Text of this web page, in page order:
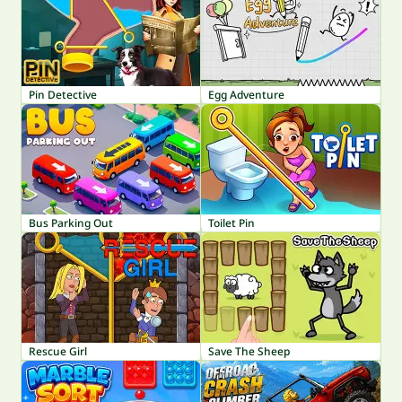
Pin Detective Egg Adventure
Bus Parking Out Toilet Pin
Rescue Girl Save The Sheep